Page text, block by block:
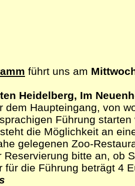
führt uns am
Heidelberg, Im
dem Haupteingang, von
Führung starten
die Möglichkeit an
gelegenen Zoo-
Reservierung bitte an, ob
für die Führung beträgt 4